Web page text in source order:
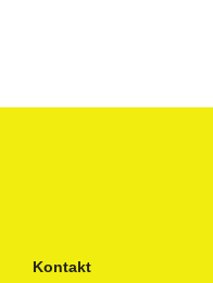
Kontakt